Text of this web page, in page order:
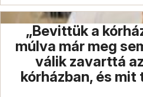
„Bevittük a
múlva már meg
válik zavarttá
kórházban, és